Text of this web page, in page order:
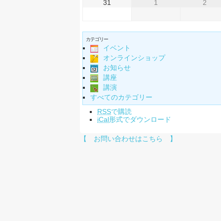
31 1 2
カテゴリー
イベント
オンラインショップ
お知らせ
講座
講演
すべてのカテゴリー
RSSで購読
iCal形式でダウンロード
【 お問い合わせはこちら 】